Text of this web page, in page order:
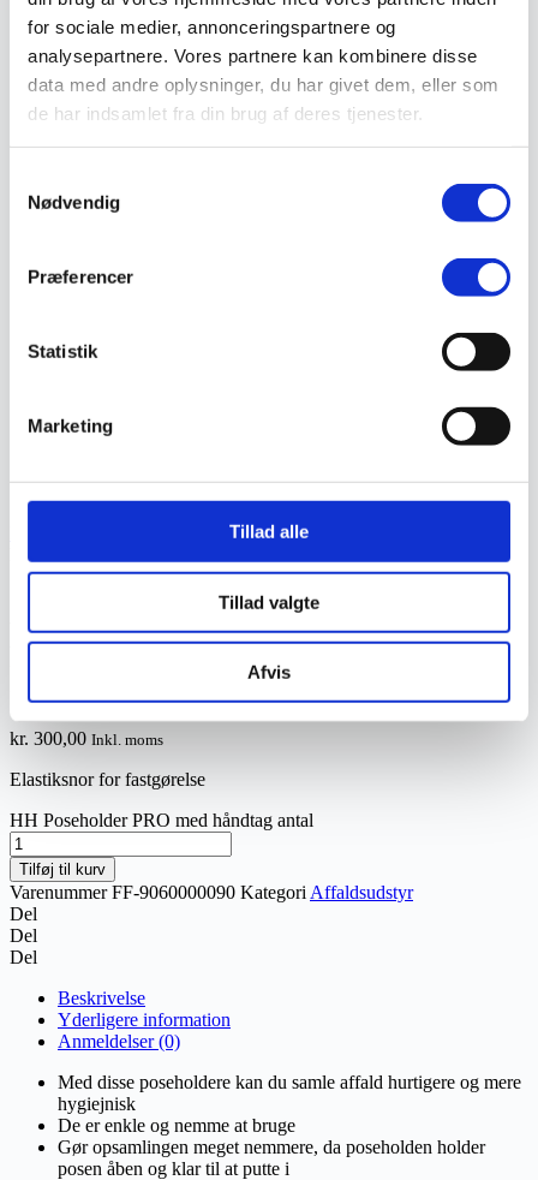
for sociale medier, annonceringspartnere og
analysepartnere. Vores partnere kan kombinere disse
data med andre oplysninger, du har givet dem, eller som
de har indsamlet fra din brug af deres tjenester.
Nødvendig
Præferencer
Statistik
Marketing
Tillad alle
Tillad valgte
Afvis
Vejmaling
Ukrudtsbekæmpelse
Vaskeri Produkter
Vedligeholdelsesprodukter
Værktøj
Affaldsudstyr
Beskæresaks
Affaldsudstyr/ HH Poseholder PRO med
håndtag
HH Poseholder PRO med
kr. 300,00 Inkl. moms
Elastiksnor for fastgørelse
HH Poseholder PRO med håndtag antal
Tilføj til kurv
VarenummerFF-9060000090 Kategori Affaldsudstyr
Del
Del
Del
Beskrivelse
Yderligere information
Anmeldelser (0)
Med disse poseholdere kan du samle affald hurtigere og mere
hygiejnisk
De er enkle og nemme at bruge
Gør opsamlingen meget nemmere, da poseholden holder
posen åben og klar til at putte i